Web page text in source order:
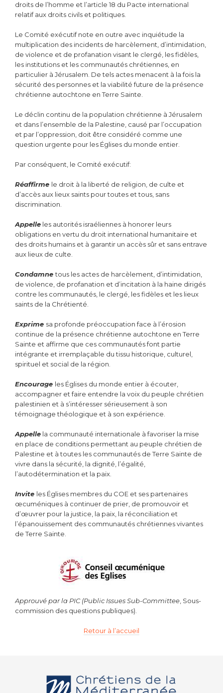
droits de l’homme et l’article 18 du Pacte international
relatif aux droits civils et politiques.
Le Comité exécutif note en outre avec inquiétude la
multiplication des incidents de harcèlement, d’intimidation,
de violence et de profanation visant le clergé, les fidèles,
les institutions et les communautés chrétiennes, en
particulier à Jérusalem. De tels actes menacent à la fois la
sécurité des personnes et la viabilité future de la présence
chrétienne autochtone en Terre Sainte.
Le déclin continu de la population chrétienne à Jérusalem
et dans l’ensemble de la Palestine, causé par l’occupation
et par l’oppression, doit être considéré comme une
question urgente pour les Églises du monde entier.
Par conséquent, le Comité exécutif:
Réaffirme le droit à la liberté de religion, de culte et
d’accès aux lieux saints pour toutes et tous, sans
discrimination.
Appelle les autorités israéliennes à honorer leurs
obligations en vertu du droit international humanitaire et
des droits humains et à garantir un accès sûr et sans entrave
aux lieux de culte.
Condamnetous les actes de harcèlement, d’intimidation,
de violence, de profanation et d’incitation à la haine dirigés
contre les communautés, le clergé, les fidèles et les lieux
saints de la Chrétienté.
Exprime sa profonde préoccupation face à l’érosion
continue de la présence chrétienne autochtone en Terre
Sainte et affirme que ces communautés font partie
intégrante et irremplaçable du tissu historique, culturel,
spirituel et social de la région.
Encourage les Églises du monde entier à écouter,
accompagner et faire entendre la voix du peuple chrétien
palestinien et à s’intéresser sérieusement à son
témoignage théologique et à son expérience.
Appelle la communauté internationale à favoriser la mise
en place de conditions permettant au peuple chrétien de
Palestine et à toutes les communautés de Terre Sainte de
vivre dans la sécurité, la dignité, l’égalité,
l’autodétermination et la paix.
Invite les Églises membres du COE et ses partenaires
œcuméniques à continuer de prier, de promouvoir et
d’œuvrer pour la justice, la paix, la réconciliation et
l’épanouissement des communautés chrétiennes vivantes
de Terre Sainte.
Approuvé par la PIC (Public Issues Sub-Committee, Sous-
commission des questions publiques).
Retour à l’accueil